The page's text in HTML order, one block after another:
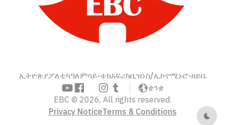
ኢትዮጵያፖለቲካዓለምሳይ-ቴክአፍሪካቢዝነስ/ኢኮኖሚኑሮ-ዘይቤ
ቋንቋ
EBC © 2026, All rights reserved.
Privacy NoticeTerms & Conditions